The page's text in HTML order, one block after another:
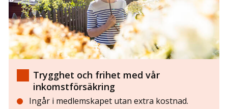
Trygghet och frihet med vår
inkomstförsäkring
Ingår i medlemskapet utan extra kostnad.